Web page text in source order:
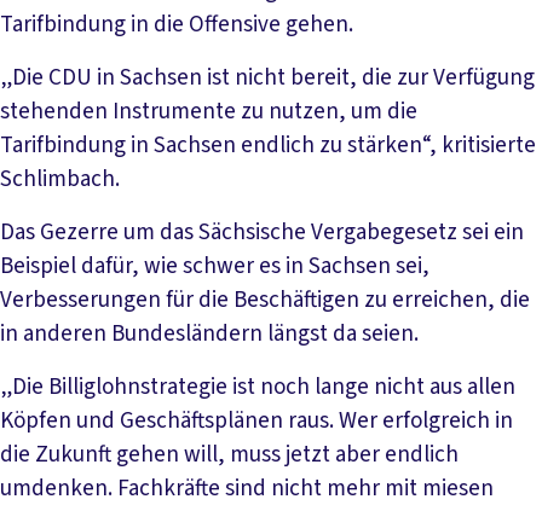
Tarifbindung in die Offensive gehen.
„Die CDU in Sachsen ist nicht bereit, die zur Verfügung
stehenden Instrumente zu nutzen, um die
Tarifbindung in Sachsen endlich zu stärken“, kritisierte
Schlimbach.
Das Gezerre um das Sächsische Vergabegesetz sei ein
Beispiel dafür, wie schwer es in Sachsen sei,
Verbesserungen für die Beschäftigen zu erreichen, die
in anderen Bundesländern längst da seien.
„Die Billiglohnstrategie ist noch lange nicht aus allen
Köpfen und Geschäftsplänen raus. Wer erfolgreich in
die Zukunft gehen will, muss jetzt aber endlich
umdenken. Fachkräfte sind nicht mehr mit miesen